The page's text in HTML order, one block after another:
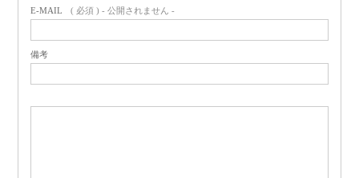
E-MAIL ( 必須 ) - 公開されません -
備考